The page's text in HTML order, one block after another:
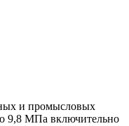
и промысловых
9,8 МПа включительно